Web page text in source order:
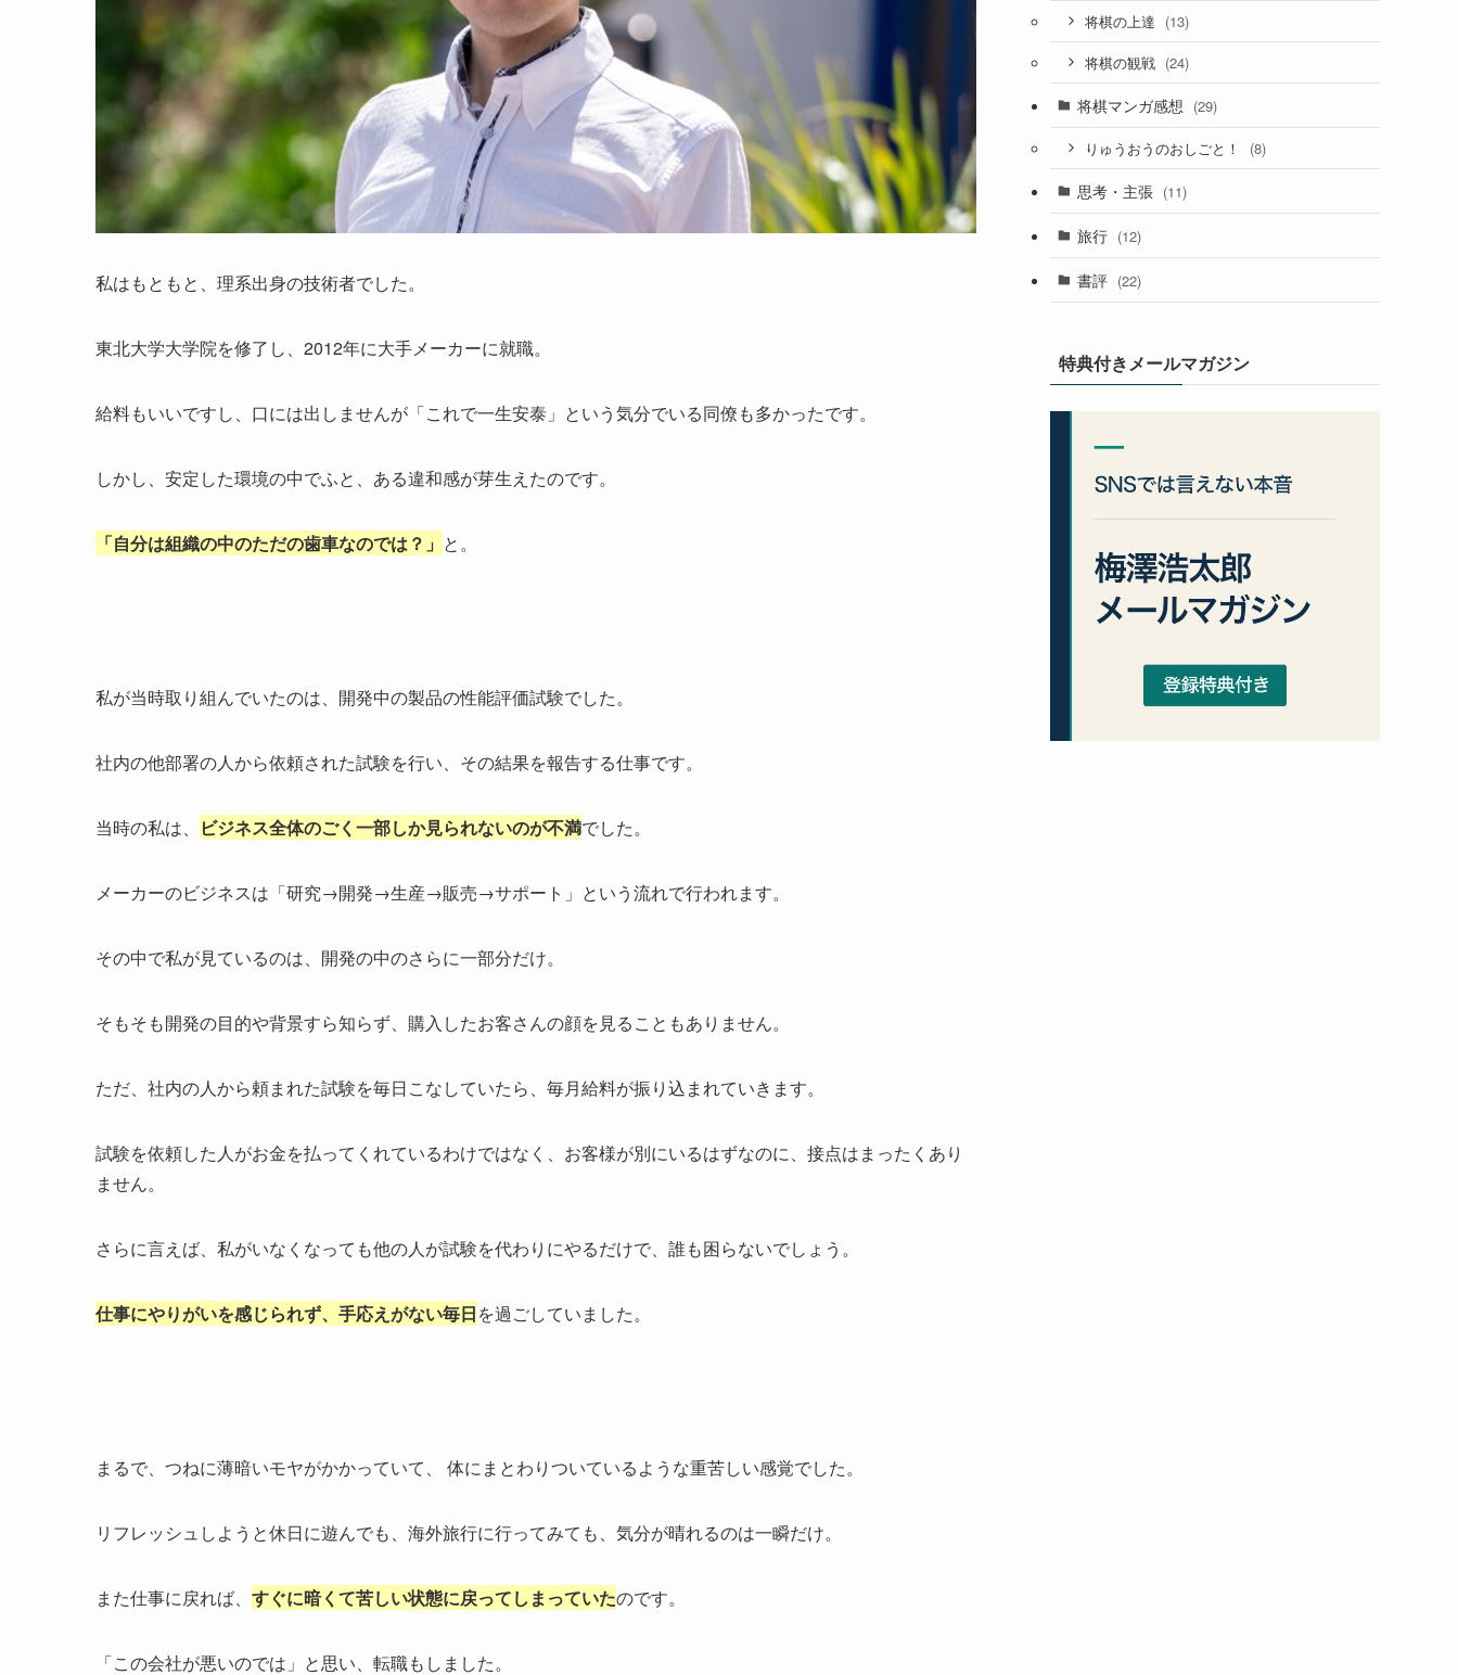
私はもともと、理系出身の技術者でした。
東北大学大学院を修了し、2012年に大手メーカーに就職。
給料もいいですし、口には出しませんが「これで一生安泰」という気分でいる同僚も多かったです。
しかし、安定した環境の中でふと、ある違和感が芽生えたのです。
「自分は組織の中のただの歯車なのでは？」 と。
私が当時取り組んでいたのは、開発中の製品の性能評価試験でした。
社内の他部署の人から依頼された試験を行い、その結果を報告する仕事です。
当時の私は、 ビジネス全体のごく一部しか見られないのが不満でした。
メーカーのビジネスは「研究→開発→生産→販売→サポート」という流れで行われます。
その中で私が見ているのは、開発の中のさらに一部分だけ。
そもそも開発の目的や背景すら知らず、購入したお客さんの顔を見ることもありません。
ただ、社内の人から頼まれた試験を毎日こなしていたら、毎月給料が振り込まれていきます。
試験を依頼した人がお金を払ってくれているわけではなく、お客様が別にいるはずなのに、接点はまったくあり
ません。
さらに言えば、私がいなくなっても他の人が試験を代わりにやるだけで、誰も困らないでしょう。
仕事にやりがいを感じられず、手応えがない毎日を過ごしていました。
まるで、つねに薄暗いモヤがかかっていて、 体にまとわりついているような重苦しい感覚でした。
リフレッシュしようと休日に遊んでも、海外旅行に行ってみても、気分が晴れるのは一瞬だけ。
また仕事に戻れば、 すぐに暗くて苦しい状態に戻ってしまっていたのです。
「この会社が悪いのでは」と思い、転職もしました。
将棋の上達 (13)
将棋の観戦 (24)
将棋マンガ感想 (29)
りゅうおうのおしごと！ (8)
思考・主張 (11)
旅行 (12)
書評 (22)
特典付きメールマガジン